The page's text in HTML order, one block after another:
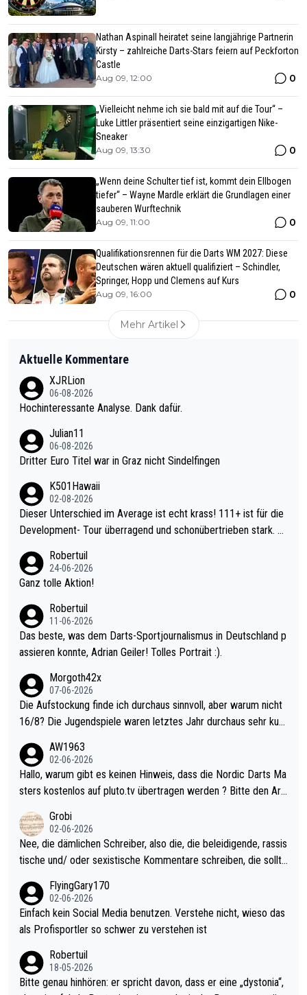
Nathan Aspinall heiratet seine langjährige Partnerin
Kirsty – zahlreiche Darts-Stars feiern auf Peckforton
Castle
Aug 09, 12:00 0
„Vielleicht nehme ich sie bald mit auf die Tour“ –
Luke Littler präsentiert seine einzigartigen Nike-
Sneaker
Aug 09, 13:30 0
„Wenn deine Schulter tief ist, kommt dein Ellbogen
tiefer“ – Wayne Mardle erklärt die Grundlagen einer
sauberen Wurftechnik
Aug 09, 11:00 0
Qualifikationsrennen für die Darts WM 2027: Diese
Deutschen wären aktuell qualifiziert – Schindler,
Springer, Hopp und Clemens auf Kurs
Aug 09, 16:00 0
Mehr Artikel
Aktuelle Kommentare
XJRLion
06-08-2026
Hochinteressante Analyse. Dank dafür.
Julian11
06-08-2026
Dritter Euro Titel war in Graz nicht Sindelfingen
K501Hawaii
02-08-2026
Dieser Unterschied im Average ist echt krass! 111+ ist für die
Development- Tour überragend und schonübertrieben stark. U
mal 40+ erst recht. Da gewinnst keinen Blumentopf - ist ja noc
h krasser wie ein Pokalspiel eines Kreisligisten vs einem Bund
Robertuil
24-06-2026
Ganz tolle Aktion!
Robertuil
11-06-2026
Das beste, was dem Darts-Sportjournalismus in Deutschland p
assieren konnte, Adrian Geiler! Tolles Portrait :).
Morgoth42x
07-06-2026
Die Aufstockung finde ich durchaus sinnvoll, aber warum nicht
16/8? Die Jugendspiele waren letztes Jahr durchaus sehr kurz
Allerdings ist Mitchell Lawrie als Nummer 1 der Welt eh qualifi
ziert. Somit ändert die automatische Qualifikation des Weltmei
sters erstmal nichts. Ich denke sie wollen damit für nächstes J
ohl wenig WDF Turniere spielen. Dies war bei Archie Self letzt
es Jahr der Fall. Er musste als amtierender Weltmeister durch
den Qualifier und ich glaube kaum, dass Mitchel sich das (in Ve
el hat.
AW1963
02-06-2026
Hallo, warum gibt es keinen Hinweis, dass die Nordic Darts Ma
sters kostenlos auf pluto.tv übertragen werden ? Bitte den Arti
Grobi
02-06-2026
Nee, die dämlichen Schreiber, also die, die beleidigende, rassis
tische und/ oder sexistische Kommentare schreiben, die sollte
s Leben in den Griff kriegen. Nur eins wundert mich: Luke Little
r war doch neulich erst derjenige, der über Social Media GvV p
rovoziert hat. Und Littlers Mutter schießt öfters mal gegen Ric
FlyingGary170
02-06-2026
Einfach kein Social Media benutzen. Verstehe nicht, wieso das
als Profisportler so schwer zu verstehen ist
Robertuil
18-05-2026
Bitte genau hinhören: er spricht davon, dass er eine „dystonia“,